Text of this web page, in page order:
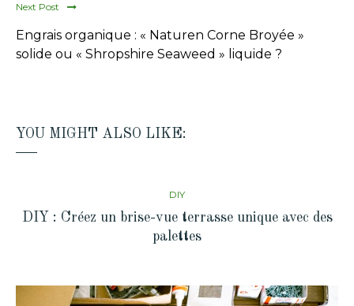
Next Post
Engrais organique : « Naturen Corne Broyée »
solide ou « Shropshire Seaweed » liquide ?
YOU MIGHT ALSO LIKE:
DIY
DIY : Créez un brise-vue terrasse unique avec des
palettes